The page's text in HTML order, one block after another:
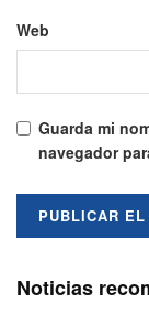
Web
Guarda mi
navegador
Noticias